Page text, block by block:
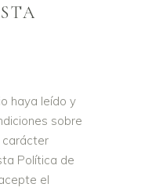
haya leído y
sobre
Política de
el